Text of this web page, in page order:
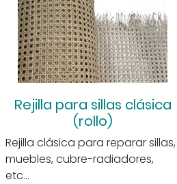
Rejilla para sillas clásica
(rollo)
Rejilla clásica para reparar sillas,
muebles, cubre-radiadores,
etc...